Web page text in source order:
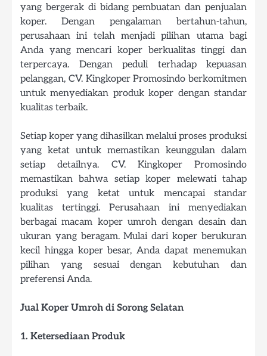
yang bergerak di bidang pembuatan dan penjualan
koper. Dengan pengalaman bertahun-tahun,
perusahaan ini telah menjadi pilihan utama bagi
Anda yang mencari koper berkualitas tinggi dan
terpercaya. Dengan peduli terhadap kepuasan
pelanggan, CV. Kingkoper Promosindo berkomitmen
untuk menyediakan produk koper dengan standar
kualitas terbaik.
Setiap koper yang dihasilkan melalui proses produksi
yang ketat untuk memastikan keunggulan dalam
setiap detailnya. CV. Kingkoper Promosindo
memastikan bahwa setiap koper melewati tahap
produksi yang ketat untuk mencapai standar
kualitas tertinggi. Perusahaan ini menyediakan
berbagai macam koper umroh dengan desain dan
ukuran yang beragam. Mulai dari koper berukuran
kecil hingga koper besar, Anda dapat menemukan
pilihan yang sesuai dengan kebutuhan dan
preferensi Anda.
Jual Koper Umroh di Sorong Selatan
1. Ketersediaan Produk